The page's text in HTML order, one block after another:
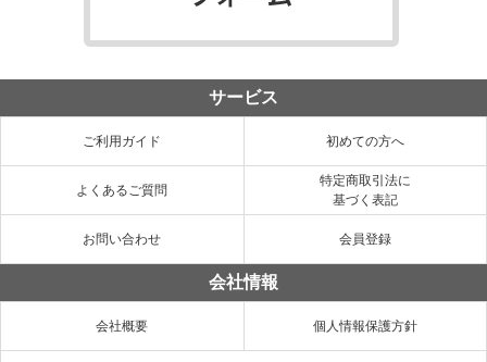
サービス
ご利用ガイド 初めての方へ
よくあるご質問
特定商取引法に
基づく表記
お問い合わせ 会員登録
会社情報
会社概要 個人情報保護方針